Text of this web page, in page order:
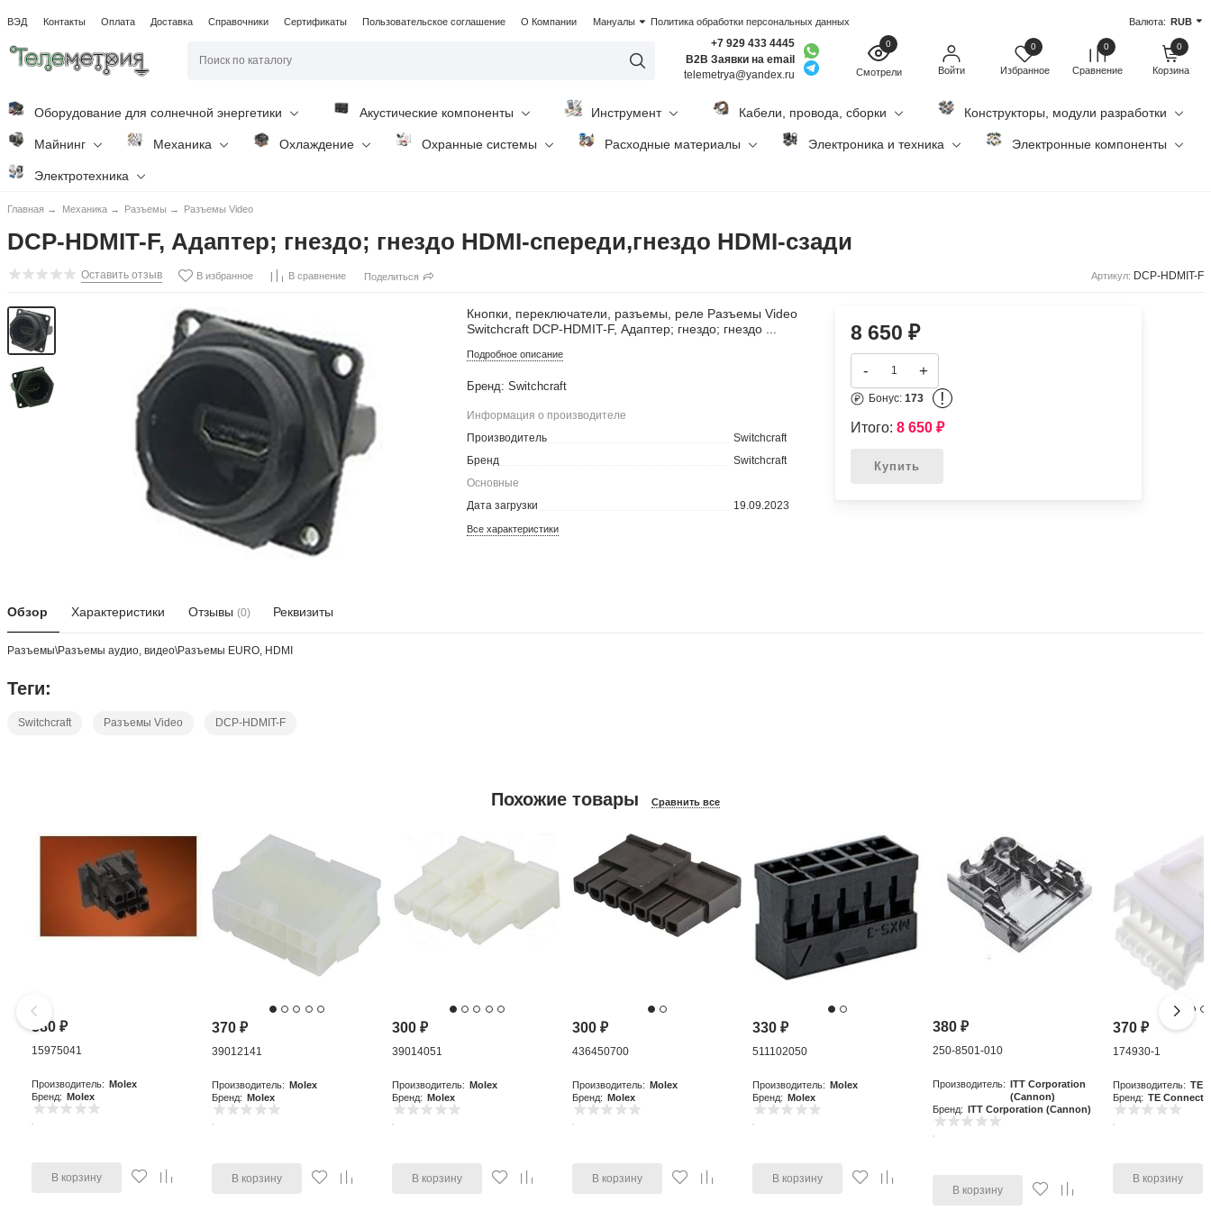
ВЭД Контакты Оплата Доставка Справочники Сертификаты Пользовательское соглашение О Компании Мануалы Политика обработки персональных данных Валюта: RUB
+7 929 433 4445
B2B Заявки на email
telemetrya@yandex.ru
0
Смотрели Войти
0
Избранное
0
Сравнение
0
Корзина
Оборудование для солнечной энергетики Акустические компоненты Инструмент Кабели, провода, сборки Конструкторы, модули разработки
Майнинг Механика Охлаждение Охранные системы Расходные материалы Электроника и техника Электронные компоненты
Электротехника
Главная → Механика → Разъемы → Разъемы Video
DCP-HDMIT-F, Адаптер; гнездо; гнездо HDMI-спереди,гнездо HDMI-сзади
Оставить отзыв В избранное В сравнение Поделиться Артикул: DCP-HDMIT-F
Кнопки, переключатели, разъемы, реле Разъемы Video
Switchcraft DCP-HDMIT-F, Адаптер; гнездо; гнездо ...
Подробное описание
Бренд: Switchcraft
Информация о производителе
Производитель
Switchcraft
Бренд
Switchcraft
Основные
Дата загрузки
19.09.2023
Все характеристики
8 650 ₽
- +
Бонус: 173 !
Итого: 8 650 ₽
Купить
Обзор Характеристики Отзывы (0) Реквизиты
Разъeмы\Разъeмы аудио, видео\Разъeмы EURO, HDMI
Теги:
Switchcraft Разъемы Video DCP-HDMIT-F
Похожие товары Сравнить все
380₽
15975041
Производитель: Molex
Бренд: Molex
В корзину
370₽
39012141
Производитель: Molex
Бренд: Molex
В корзину
300₽
39014051
Производитель: Molex
Бренд: Molex
В корзину
300₽
436450700
Производитель: Molex
Бренд: Molex
В корзину
330₽
511102050
Производитель: Molex
Бренд: Molex
В корзину
380₽
250-8501-010
Производитель: ITT Corporation
(Cannon)
Бренд: ITT Corporation (Cannon)
В корзину
370₽
174930-1
Производитель: TE
Бренд: TE
В корзину